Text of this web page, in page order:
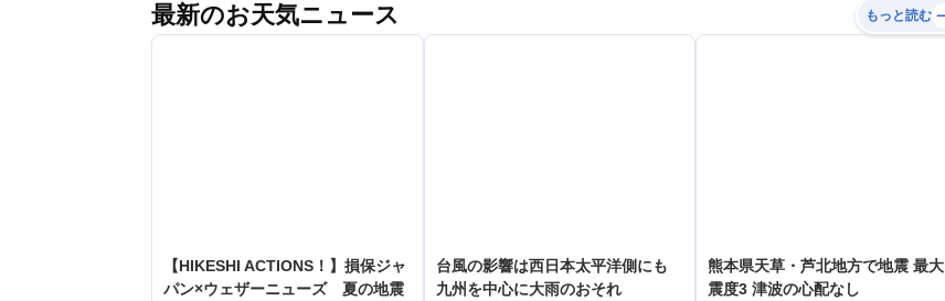
最新のお天気ニュース もっと読む
【HIKESHI ACTIONS！】損保ジャ
パン×ウェザーニューズ 夏の地震
台風の影響は西日本太平洋側にも
九州を中心に大雨のおそれ
熊本県天草・芦北地方で地震 最大
震度3 津波の心配なし